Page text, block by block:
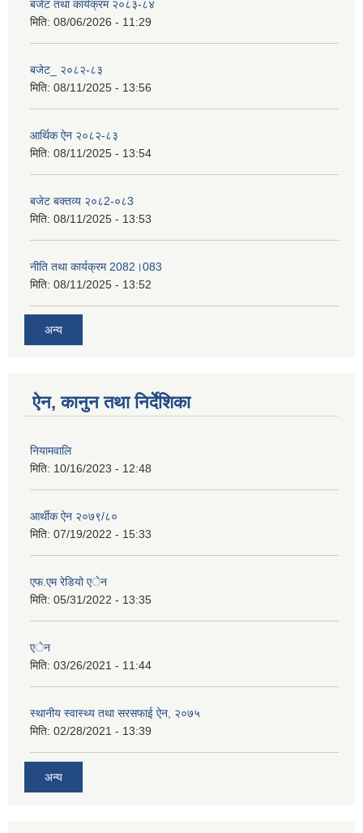
बजेट तथा कार्यक्रम २०८३-८४
मिति: 08/06/2026 - 11:29
बजेट_ २०८२-८३
मिति: 08/11/2025 - 13:56
आर्थिक ऐन २०८२-८३
मिति: 08/11/2025 - 13:54
बजेट बक्तव्य २०८2-०८3
मिति: 08/11/2025 - 13:53
नीति तथा कार्यक्रम 2082।083
मिति: 08/11/2025 - 13:52
अन्य
ऐन, कानुन तथा निर्देशिका
नियामवालि
मिति: 10/16/2023 - 12:48
आर्थीक ऐन २०७९/८०
मिति: 07/19/2022 - 15:33
एफ.एम रेडियो एेन
मिति: 05/31/2022 - 13:35
एेन
मिति: 03/26/2021 - 11:44
स्थानीय स्वास्थ्य तथा सरसफाई ऐन, २०७५
मिति: 02/28/2021 - 13:39
अन्य